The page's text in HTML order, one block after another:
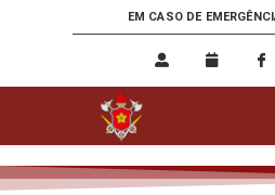
EM CASO DE